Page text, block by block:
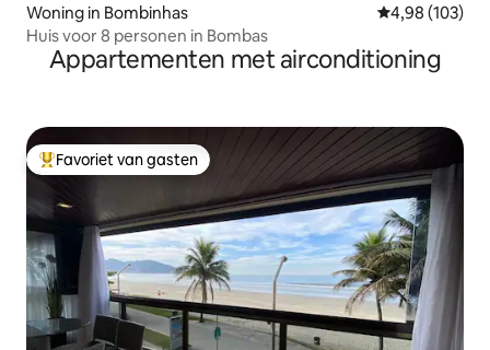
Woning in Bombinhas Gemiddelde
4,98 (103)
Huis voor 8 personen in Bombas
Appartementen met airconditioning
Topfavoriet van gasten
Favoriet van gasten